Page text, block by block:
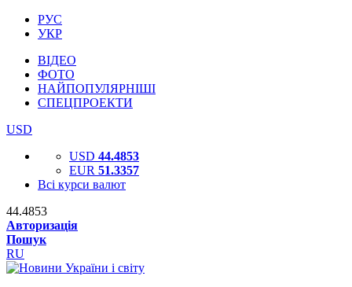
РУС
УКР
ВІДЕО
ФОТО
НАЙПОПУЛЯРНІШІ
СПЕЦПРОЕКТИ
USD
USD 44.4853
EUR 51.3357
Всі курси валют
44.4853
Авторизація
Пошук
RU